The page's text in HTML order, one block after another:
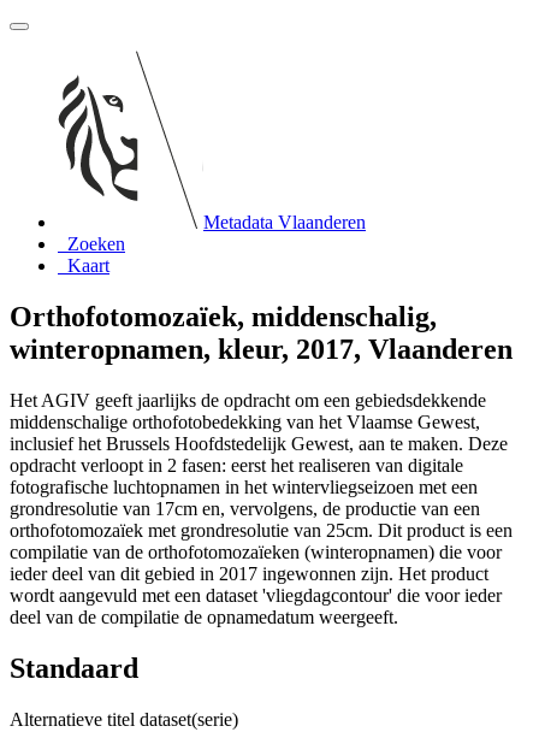
Metadata Vlaanderen
Zoeken
Kaart
Orthofotomozaïek, middenschalig,
winteropnamen, kleur, 2017, Vlaanderen
Het AGIV geeft jaarlijks de opdracht om een gebiedsdekkende
middenschalige orthofotobedekking van het Vlaamse Gewest,
inclusief het Brussels Hoofdstedelijk Gewest, aan te maken. Deze
opdracht verloopt in 2 fasen: eerst het realiseren van digitale
fotografische luchtopnamen in het wintervliegseizoen met een
grondresolutie van 17cm en, vervolgens, de productie van een
orthofotomozaïek met grondresolutie van 25cm. Dit product is een
compilatie van de orthofotomozaïeken (winteropnamen) die voor
ieder deel van dit gebied in 2017 ingewonnen zijn. Het product
wordt aangevuld met een dataset 'vliegdagcontour' die voor ieder
deel van de compilatie de opnamedatum weergeeft.
Standaard
Alternatieve titel dataset(serie)